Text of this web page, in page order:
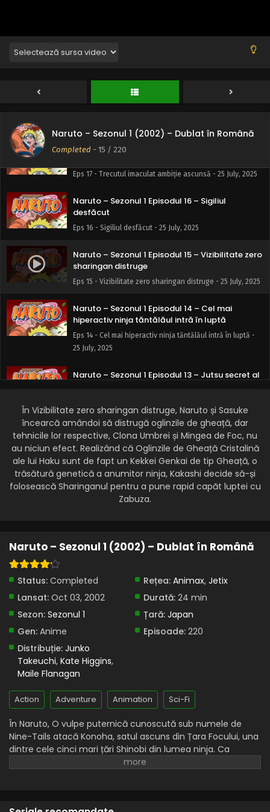
Naruto – Sezonul 1 (2002) – Dublat în Română
Completed - 15 / 220
Naruto – Sezonul 1 Episodul 19 – Demonul în
zăpadă
Naruto – Sezonul 1 Episodul 18 – Armele
cunoscute ca Shinobi
Naruto – Sezonul 1 Episodul 17 – Trecutul
Eps 17 - Trecutul imaculat ambiție ascunsă - 25 July, 2025
Naruto – Sezonul 1 Episodul 16 – Sigiliul
desfăcut
Eps 16 - Sigiliul desfăcut - 25 July, 2025
Naruto – Sezonul 1 Episodul 15 – Vizibilitate zero
sharingan distruge
Eps 15 - Vizibilitate zero sharingan distruge - 25 July, 2025
Naruto – Sezonul 1 Episodul 14 – Cel mai
hiperactiv ninja tăntălăul intră în luptă
Eps 14 - Cel mai hiperactiv ninja tăntălăul intră în luptă -
25 July, 2025
Naruto – Sezonul 1 Episodul 13 – Jutsu secret al
July, 2025
Naruto – Sezonul 1 Episodul 12 – Lupta la pod:
Zabuza se întoarce
Eps 12 - Lupta la pod: Zabuza se întoarce - 24 July, 2025
Naruto – Sezonul 1 Episodul 11 – Tărâmul unde
Eps 10 - Pădurea de chakra - 24 July, 2025
Naruto – Sezonul 1 Episodul 9 – Kakashi:
Războinicul sharingan
Naruto – Sezonul 1 Episodul 8 – Jurământul
durerii
Eps 8 - Jurământul durerii - 24 July, 2025
Naruto – Sezonul 1 Episodul 7 – Asasinul ceții
Eps 7 - Asasinul ceții - 24 July, 2025
Naruto – Sezonul 1 Episodul 6 – O călătorie
În Vizibilitate zero sharingan distruge, Naruto și Sasuke
încearcă amândoi să distrugă oglinzile de gheață, dar
tehnicile lor respective, Clona Umbrei și Mingea de Foc, nu
au niciun efect. Realizând că Oglinzile de Gheață Cristalină
ale lui Haku sunt de fapt un Kekkei Genkai de tip Gheață, o
trăsătură genetică a anumitor ninja, Kakashi decide să-și
folosească Sharinganul pentru a pune rapid capăt luptei cu
Zabuza.
Naruto – Sezonul 1 (2002) – Dublat în Română
Status: Completed Rețea: Animax, Jetix
Lansat: Oct 03, 2002 Durată: 24 min
Sezon: Sezonul 1 Țară: Japan
Gen: Anime Episoade: 220
Distribuție: Junko
Takeuchi, Kate Higgins,
Maile Flanagan
Action Adventure Animation Sci-Fi
În Naruto, O vulpe puternică cunoscută sub numele de
Nine-Tails atacă Konoha, satul ascuns din Țara Focului, una
dintre cele cinci mari țări Shinobi din lumea ninja. Ca
răspuns, liderul Konoha și al patrulea Hokage, Minato